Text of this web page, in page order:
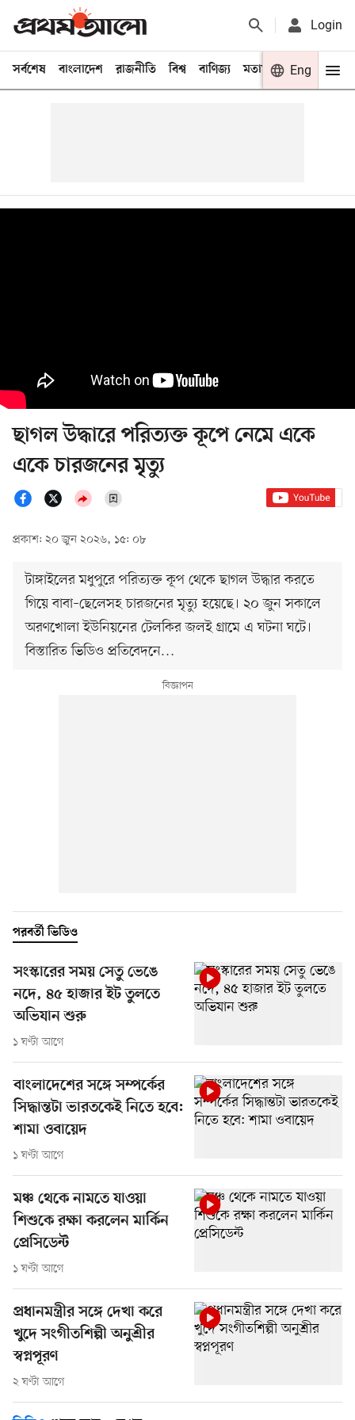
Login
সর্বশেষ বাংলাদেশ রাজনীতি বিশ্ব বাণিজ্য মতামত খেলা
Eng
ছাগল উদ্ধারে পরিত্যক্ত কূপে নেমে একে
একে চারজনের মৃত্যু
প্রকাশ: ২০ জুন ২০২৬, ১৫: ০৮
টাঙ্গাইলের মধুপুরে পরিত্যক্ত কূপ থেকে ছাগল উদ্ধার করতে
গিয়ে বাবা–ছেলেসহ চারজনের মৃত্যু হয়েছে। ২০ জুন সকালে
অরণখোলা ইউনিয়নের টেলকির জলই গ্রামে এ ঘটনা ঘটে।
বিস্তারিত ভিডিও প্রতিবেদনে…
পরবর্তী ভিডিও
সংস্কারের সময় সেতু ভেঙে
নদে, ৪৫ হাজার ইট তুলতে
অভিযান শুরু
১ ঘণ্টা আগে
বাংলাদেশের সঙ্গে সম্পর্কের
সিদ্ধান্তটা ভারতকেই নিতে হবে:
শামা ওবায়েদ
১ ঘণ্টা আগে
মঞ্চ থেকে নামতে যাওয়া
শিশুকে রক্ষা করলেন মার্কিন
প্রেসিডেন্ট
১ ঘণ্টা আগে
প্রধানমন্ত্রীর সঙ্গে দেখা করে
খুদে সংগীতশিল্পী অনুশ্রীর
স্বপ্নপূরণ
২ ঘণ্টা আগে